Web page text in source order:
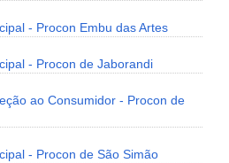
- Procon Embu das Artes
- Procon de Jaborandi
ao Consumidor - Procon de
- Procon de São Simão